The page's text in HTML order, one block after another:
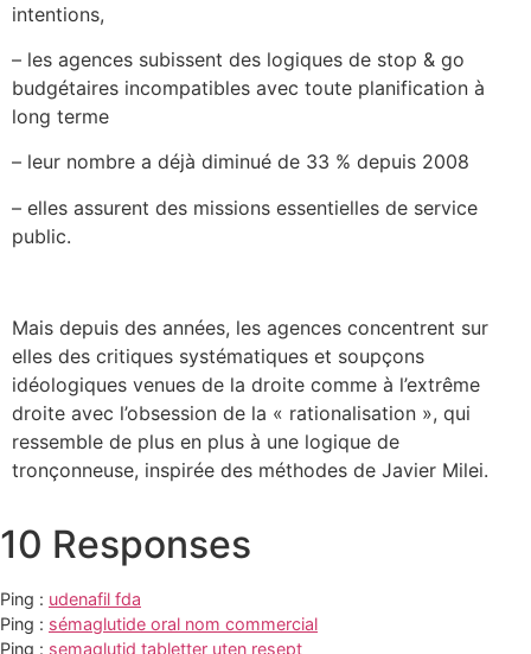
intentions,
– les agences subissent des logiques de stop & go
budgétaires incompatibles avec toute planification à
long terme
– leur nombre a déjà diminué de 33 % depuis 2008
– elles assurent des missions essentielles de service
public.
Mais depuis des années, les agences concentrent sur
elles des critiques systématiques et soupçons
idéologiques venues de la droite comme à l’extrême
droite avec l’obsession de la « rationalisation », qui
ressemble de plus en plus à une logique de
tronçonneuse, inspirée des méthodes de Javier Milei.
10 Responses
Ping : udenafil fda
Ping : sémaglutide oral nom commercial
Ping : semaglutid tabletter uten resept